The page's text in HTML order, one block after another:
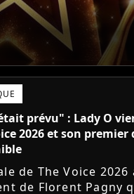
prévu" : Lady O
2026 et son premier
de The Voice 2026
de Florent Pagny